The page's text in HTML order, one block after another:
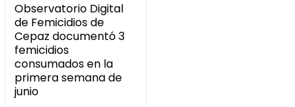
Observatorio Digital
de Femicidios de
Cepaz documentó 3
femicidios
consumados en la
primera semana de
junio